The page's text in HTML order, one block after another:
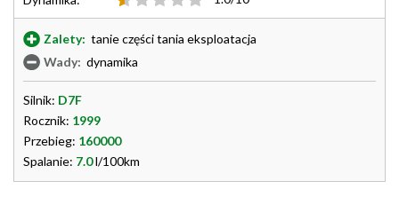
Zalety: tanie części tania eksploatacja
Wady: dynamika
Silnik: D7F
Rocznik: 1999
Przebieg: 160000
Spalanie: 7.0l/100km